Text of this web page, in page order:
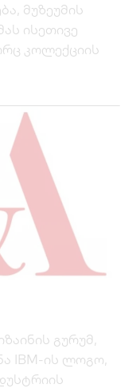
მუზეუმის
ისეთივე
კოლექციის
გურუმ,
IBM-ის ლოგო,